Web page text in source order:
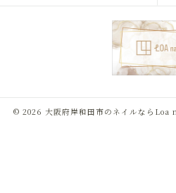
© 2026 大阪府岸和田市のネイルなら